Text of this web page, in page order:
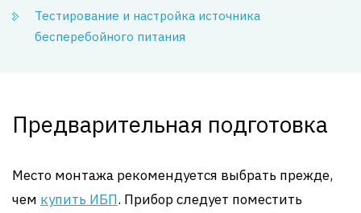
Тестирование и настройка источника
бесперебойного питания
Предварительная подготовка
Место монтажа рекомендуется выбрать прежде,
чем купить ИБП. Прибор следует поместить